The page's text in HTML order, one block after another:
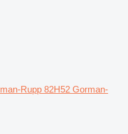
Rupp 82H52 Gorman-